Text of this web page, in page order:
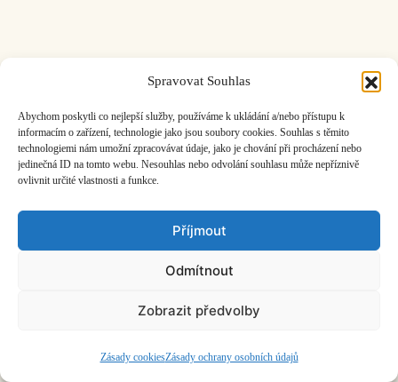
Spravovat Souhlas
Abychom poskytli co nejlepší služby, používáme k ukládání a/nebo přístupu k
informacím o zařízení, technologie jako jsou soubory cookies. Souhlas s těmito
technologiemi nám umožní zpracovávat údaje, jako je chování při procházení nebo
jedinečná ID na tomto webu. Nesouhlas nebo odvolání souhlasu může nepříznivě
ovlivnit určité vlastnosti a funkce.
Příjmout
Odmítnout
Zobrazit předvolby
Zásady cookiesZásady ochrany osobních údajů
ČASOPIS O JINÉ HUDBĚ | vydáváHudební informační středisko
založeno 2001 | Kontaktujte nás: info@hisvoice.cz
©2026 HISvoice – design a adminAtelier Dokument